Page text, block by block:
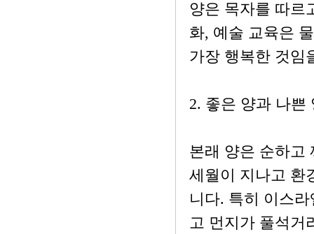
양은 목자를 따르
화, 예술 교육은
가장 행복한 것임
2. 좋은 양과 나쁜
본래 양은 순하고
세월이 지나고 환
니다. 특히 이스
고 먼지가 풀석거